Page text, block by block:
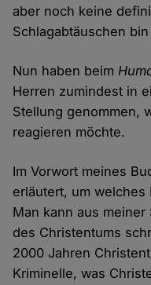
aber noch keine
Schlagabtäuschen
Nun haben beim
Herren zumindest in
Stellung genommen,
reagieren möchte.
Im Vorwort meines
erläutert, um
Man kann aus
des Christentums
2000 Jahren
Kriminelle, was